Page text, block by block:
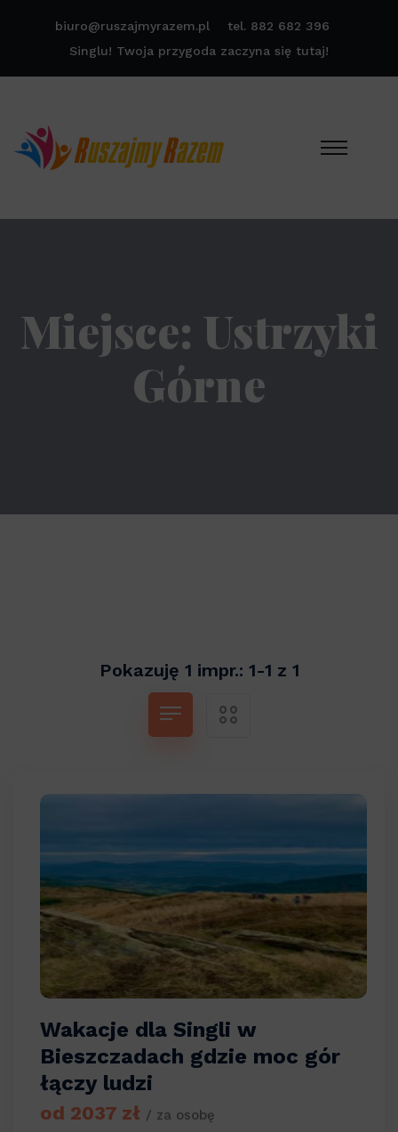
biuro@ruszajmyrazem.pl
tel. 882 682 396
Singlu! Twoja przygoda zaczyna się tutaj!
Miejsce: Ustrzyki
Górne
Pokazuję 1 impr.: 1-1 z 1
Wakacje dla Singli w
Bieszczadach gdzie moc gór
łączy ludzi
od 2037 zł / za osobę